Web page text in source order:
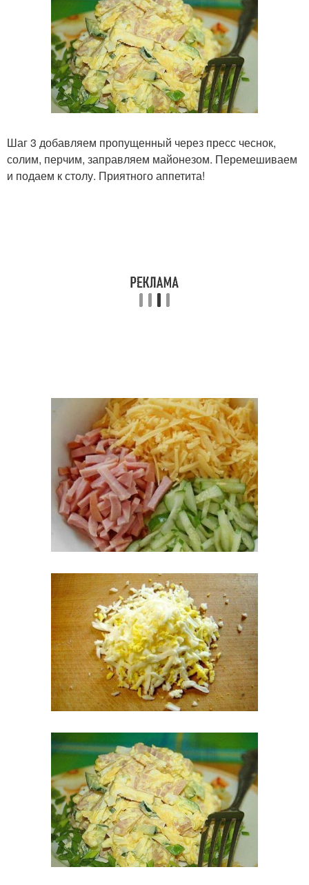
Шаг 3 добавляем пропущенный через пресс чеснок,
солим, перчим, заправляем майонезом. Перемешиваем
и подаем к столу. Приятного аппетита!